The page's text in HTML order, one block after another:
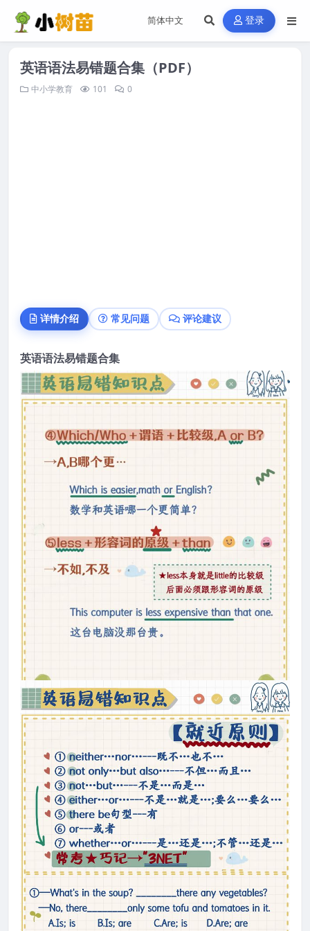
登录
英语语法易错题合集（PDF）
中小学教育 101 0
详情介绍 常见问题 评论建议
英语语法易错题合集